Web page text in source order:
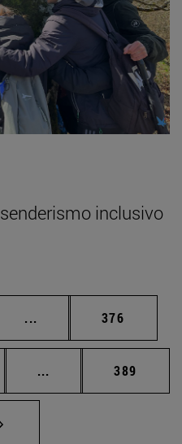
inclusivo
... Páginas intermedias
Página
376
... Páginas intermedias
Página
389